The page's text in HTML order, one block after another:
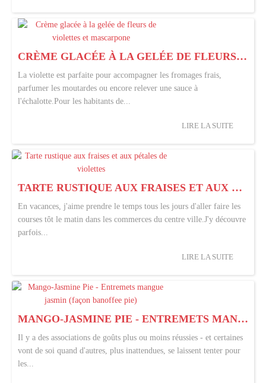
CRÈME GLACÉE À LA GELÉE DE FLEURS DE VIOLETTES ET MASCARPONE
La violette est parfaite pour accompagner les fromages frais,
parfumer les moutardes ou encore relever une sauce à
l'échalotte.Pour les habitants de...
LIRE LA SUITE
TARTE RUSTIQUE AUX FRAISES ET AUX PÉTALES DE VIOLETTES
En vacances, j'aime prendre le temps tous les jours d'aller faire les
courses tôt le matin dans les commerces du centre ville.J'y découvre
parfois...
LIRE LA SUITE
MANGO-JASMINE PIE - ENTREMETS MANGUE JASMIN (FAÇON BANOFFEE PIE)
Il y a des associations de goûts plus ou moins réussies - et certaines
vont de soi quand d'autres, plus inattendues, se laissent tenter pour
les...